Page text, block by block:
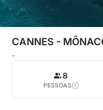
CANNES -
-
8
PESSOAS